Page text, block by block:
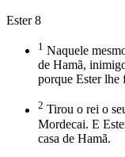
Ester 8
1 Naquele
de Hamã,
porque Ester lhe
2 Tirou o rei o
Mordecai. E
casa de Hamã.